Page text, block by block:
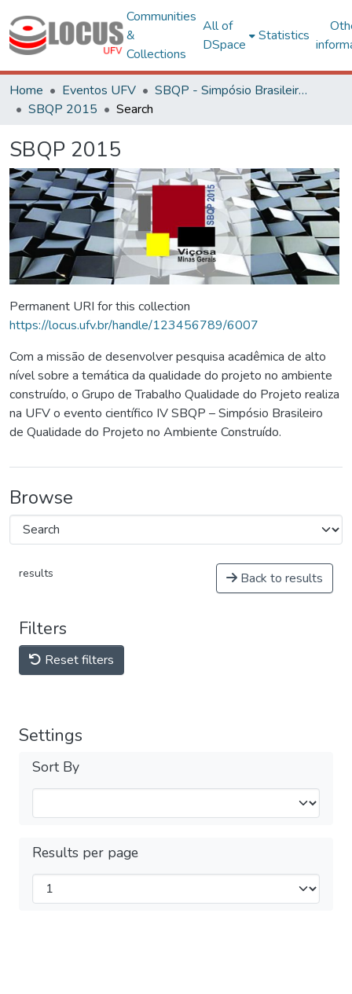
Communities
&
Collections
All of
DSpace
Statistics
Home Eventos UFV
SBQP - Simpósio Brasileiro de Qualidade do Projeto no Ambiente Construído
SBQP 2015
Search
SBQP 2015
Permanent URI for this collection
https://locus.ufv.br/handle/123456789/6007
Com a missão de desenvolver pesquisa acadêmica de alto
nível sobre a temática da qualidade do projeto no ambiente
construído, o Grupo de Trabalho Qualidade do Projeto realiza
na UFV o evento científico IV SBQP – Simpósio Brasileiro
de Qualidade do Projeto no Ambiente Construído.
Browse
results Back to results
Filters
Reset filters
Settings
Sort By
Results per page